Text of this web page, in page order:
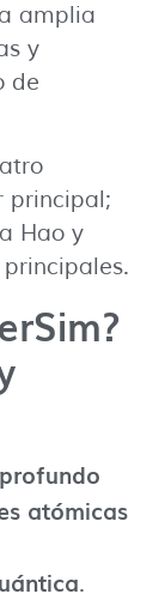
amplia
y
de
principal;
Hao y
atómicas
.